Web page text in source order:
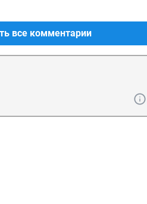
все комментарии